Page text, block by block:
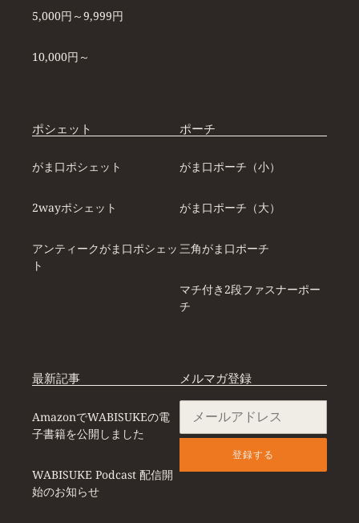
5,000円～9,999円
10,000円～
ポシェット
がま口ポシェット
2wayポシェット
アンティークがま口ポシェッ
ト
ポーチ
がま口ポーチ（小）
がま口ポーチ（大）
三角がま口ポーチ
マチ付き2段ファスナーポー
チ
最新記事
AmazonでWABISUKEの電
子書籍を公開しました
WABISUKE Podcast 配信開
始のお知らせ
メルマガ登録
登録する